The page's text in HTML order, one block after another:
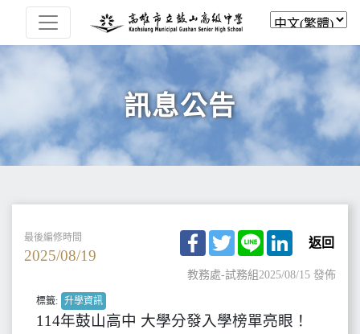
訊息公告
最後編修時間
2025/08/19
Facebook
TwitterLine LinkedIn
返回
教務處-試務組2025/08/15 發佈
標籤: 升學資訊
114年鼓山高中 大學分發入學榜單亮眼！